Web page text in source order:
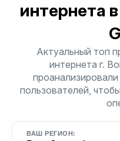
интернета
Актуальный топ
интернета г.
пользователей,
ВАШ РЕГИОН: